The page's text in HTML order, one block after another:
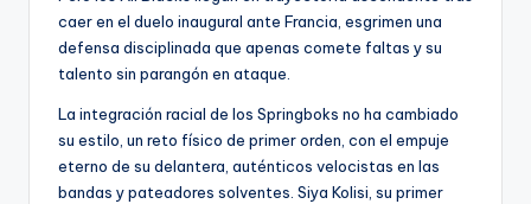
caer en el duelo inaugural ante Francia, esgrimen una
defensa disciplinada que apenas comete faltas y su
talento sin parangón en ataque.
La integración racial de los Springboks no ha cambiado
su estilo, un reto físico de primer orden, con el empuje
eterno de su delantera, auténticos velocistas en las
bandas y pateadores solventes. Siya Kolisi, su primer